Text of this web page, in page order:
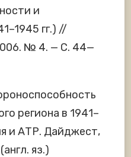
и
гг.) //
№ 4. — С. 44—
региона в 1941–
и АТР. Дайджест,
яз.)